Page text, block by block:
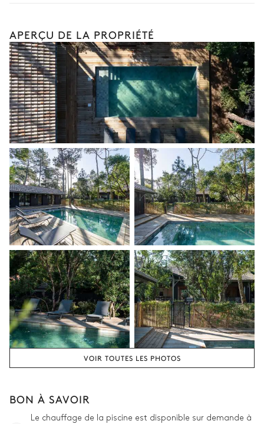
APERÇU DE LA PROPRIÉTÉ
VOIR TOUTES LES PHOTOS
BON À SAVOIR
Le chauffage de la piscine est disponible sur demande à